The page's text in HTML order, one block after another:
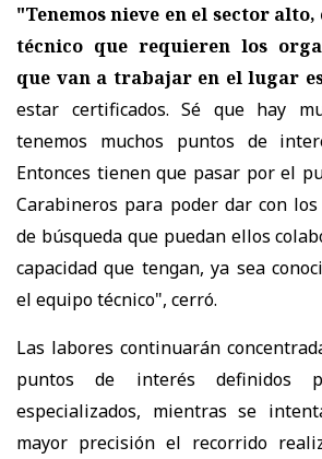
"Tenemos nieve en el sector
técnico que requieren los
que van a trabajar en el lugar
estar certificados. Sé que hay
tenemos muchos puntos de
Entonces tienen que pasar por el
Carabineros para poder dar con
de búsqueda que puedan ellos
capacidad que tengan, ya sea
el equipo técnico", cerró.
Las labores continuarán
puntos de interés definidos
especializados, mientras se
mayor precisión el recorrido